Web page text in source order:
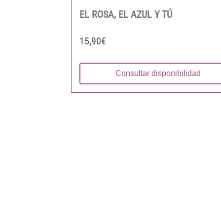
EL ROSA, EL AZUL Y TÚ
15,90€
Consultar disponibilidad